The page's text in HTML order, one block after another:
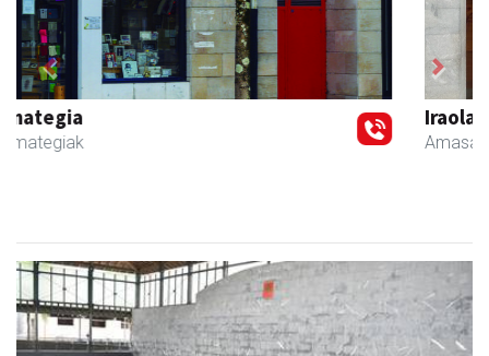
Iraola aholkularitza
Amasa-Villabona
Previous Next